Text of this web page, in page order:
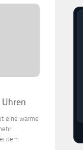
eine warme
dem